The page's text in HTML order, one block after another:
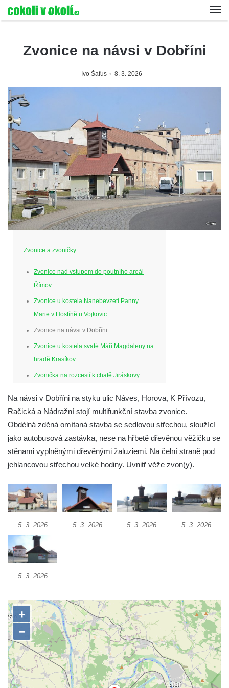
Zvonice na návsi v Dobříni
Ivo Šafus 8. 3. 2026
Zvonice a zvoničky
Zvonice nad vstupem do poutního areál
Římov
Zvonice u kostela Nanebevzetí Panny
Marie v Hostíně u Vojkovic
Zvonice na návsi v Dobříni
Zvonice u kostela svaté Máří Magdaleny na
hradě Krasíkov
Zvonička na rozcestí k chatě Jiráskovy
Zvonička na zahradě u domu čp. 26 v obci
Skály u Teplic nad Metují
Zvonice v parku v Krkonošské ulici v Desné
Cítolibech
Zvonice církve československé husitské na
návsi ve Veltěži
Dřevěná zvonička před domem čp. 109 v
Hřivicích
Hřivicích
Hřivicích
Zvonička před kostelem Narození Panny
Marie v Libochovanech
Zvonice u kostela svatého Kryštofa v
Kryštofově Údolí
Zvonice na hřbitově u kostela svatého Jiljí v
Na návsi v Dobříni na styku ulic Náves, Horova, K Přívozu,
Račická a Nádražní stojí multifunkční stavba zvonice.
Obdélná zděná omítaná stavba se sedlovou střechou, sloužící
jako autobusová zastávka, nese na hřbetě dřevěnou věžičku se
stěnami vyplněnými dřevěnými žaluziemi. Na čelní straně pod
jehlancovou střechou velké hodiny. Uvnitř věže zvon(y).
5. 3. 2026 5. 3. 2026 5. 3. 2026 5. 3. 2026
5. 3. 2026